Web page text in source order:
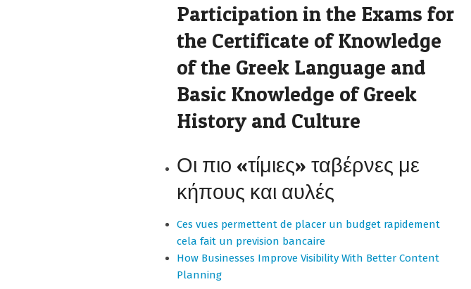
Participation in the Exams for
the Certificate of Knowledge
of the Greek Language and
Basic Knowledge of Greek
History and Culture
Οι πιο «τίμιες» ταβέρνες με
κήπους και αυλές
Ces vues permettent de placer un budget rapidement
cela fait un prevision bancaire
How Businesses Improve Visibility With Better Content
Planning